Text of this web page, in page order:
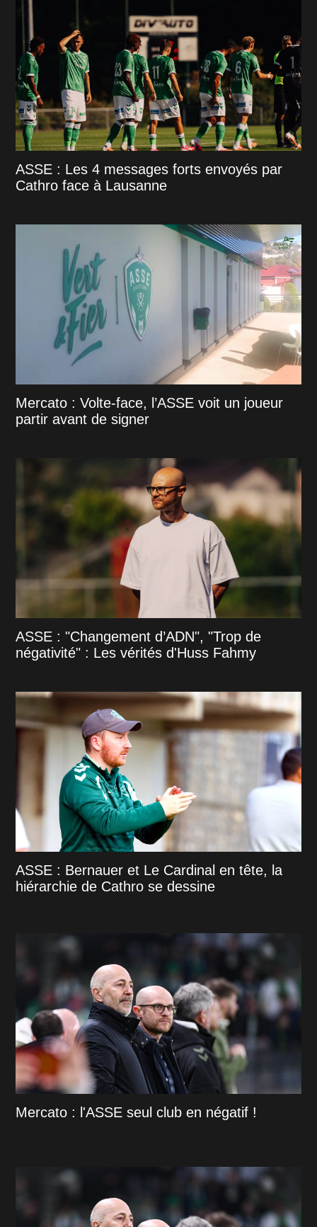
ASSE : Les 4 messages forts envoyés par
Cathro face à Lausanne
Mercato : Volte-face, l’ASSE voit un joueur
partir avant de signer
ASSE : "Changement d’ADN", "Trop de
négativité" : Les vérités d'Huss Fahmy
ASSE : Bernauer et Le Cardinal en tête, la
hiérarchie de Cathro se dessine
Mercato : l'ASSE seul club en négatif !